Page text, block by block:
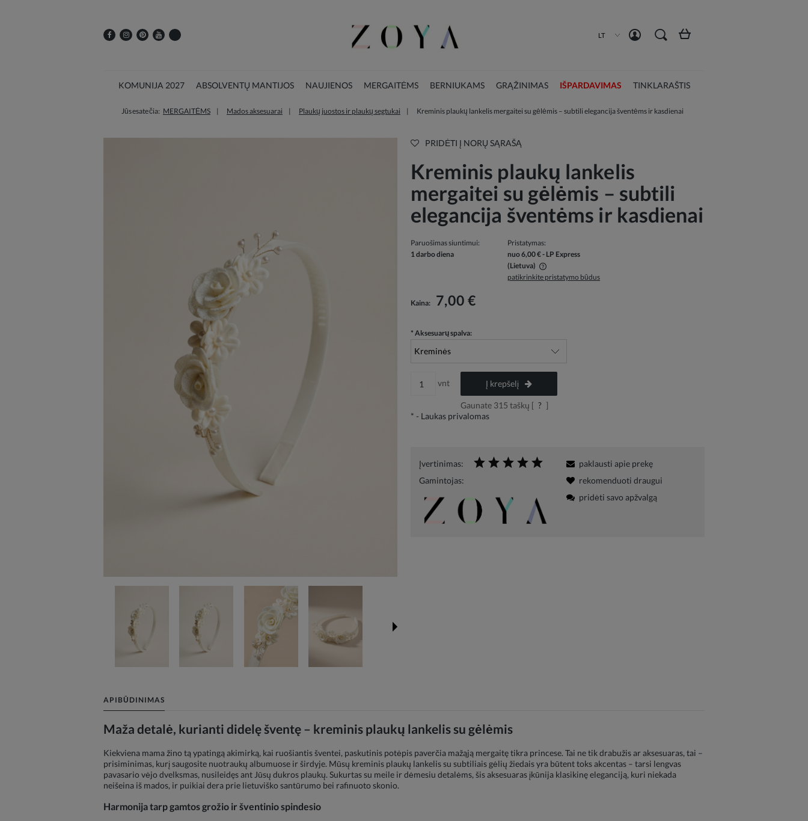
LT
KOMUNIJA 2027 ABSOLVENTŲ MANTIJOS NAUJIENOS MERGAITĖMS BERNIUKAMS GRĄŽINIMAS IŠPARDAVIMAS TINKLARAŠTIS
Jūs esate čia: MERGAITĖMS Mados aksesuarai Plaukų juostos ir plaukų segtukai Kreminis plaukų lankelis mergaitei su gėlėmis – subtili elegancija šventėms ir kasdienai
PRIDĖTI Į NORŲ SĄRAŠĄ
Kreminis plaukų lankelis
mergaitei su gėlėmis – subtili
elegancija šventėms ir kasdienai
Paruošimas siuntimui:
1 darbo diena
Pristatymas:
nuo 6,00 €- LP Express
(Lietuva)
išlaidos
patikrinkite pristatymo būdus
Kaina: 7,00 €
* Aksesuarų spalva:
vnt Į krepšelį
Gaunate 315 taškų [ ? ]
* - Laukas privalomas
Įvertinimas:
Gamintojas:
paklausti apie prekę
rekomenduoti draugui
pridėti savo apžvalgą
APIBŪDINIMAS
Maža detalė, kurianti didelę šventę – kreminis plaukų lankelis su gėlėmis
Kiekviena mama žino tą ypatingą akimirką, kai ruošiantis šventei, paskutinis potėpis paverčia mažąją mergaitę tikra princese. Tai ne tik drabužis ar aksesuaras, tai –
prisiminimas, kurį saugosite nuotraukų albumuose ir širdyje. Mūsų kreminis plaukų lankelis su subtiliais gėlių žiedais yra būtent toks akcentas – tarsi lengvas
pavasario vėjo dvelksmas, nusileidęs ant Jūsų dukros plaukų. Sukurtas su meile ir dėmesiu detalėms, šis aksesuaras įkūnija klasikinę eleganciją, kuri niekada
neišeina iš mados, ir puikiai dera prie lietuviško santūrumo bei rafinuoto skonio.
Harmonija tarp gamtos grožio ir šventinio spindesio